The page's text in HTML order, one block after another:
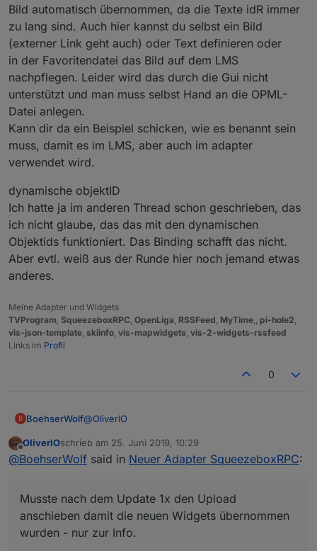
Bild automatisch übernommen, da die Texte idR immer
zu lang sind. Auch hier kannst du selbst ein Bild
(externer Link geht auch) oder Text definieren oder
in der Favoritendatei das Bild auf dem LMS
nachpflegen. Leider wird das durch die Gui nicht
unterstützt und man muss selbst Hand an die OPML-
Datei anlegen.
Kann dir da ein Beispiel schicken, wie es benannt sein
muss, damit es im LMS, aber auch im adapter
verwendet wird.
dynamische objektID
Ich hatte ja im anderen Thread schon geschrieben, das
ich nicht glaube, das das mit den dynamischen
Objektids funktioniert. Das Binding schafft das nicht.
Aber evtl. weiß aus der Runde hier noch jemand etwas
anderes.
Meine Adapter und Widgets
TVProgram SqueezeboxRPC OpenLiga RSSFeed MyTime pi-hole2
vis-json-template skiinfo vis-mapwidgets vis-2-widgets-rssfeed
Links im Profil
0
B BoehserWolf@OliverIO
Bingo, läuft! Besten Dank dafür.
übernommen wurden - nur zur Info.
Das mit dem Autoscale der Fonts haut bei mir
jedoch eher suboptimal hin:
Darf ich noch einmal auf das jqui select
Offline
OliverIOschrieb am 25. Juni 2019, 10:29
zuletzt editiert von
@BoehserWolf said in Neuer Adapter SqueezeboxRPC:
Musste nach dem Update 1x den Upload
anschieben damit die neuen Widgets übernommen
wurden - nur zur Info.